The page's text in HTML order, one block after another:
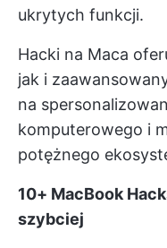
ukrytych funkcji.
Hacki na Maca
jak i
na
komputerowego i
potężnego
10+ MacBook
szybciej